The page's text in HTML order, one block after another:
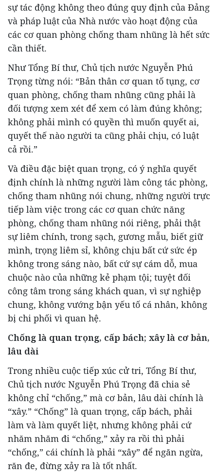
sự tác động không theo đúng quy định của Đảng
và pháp luật của Nhà nước vào hoạt động của
các cơ quan phòng chống tham nhũng là hết sức
cần thiết.
Như Tổng Bí thư, Chủ tịch nước Nguyễn Phú
Trọng từng nói: “Bản thân cơ quan tố tụng, cơ
quan phòng, chống tham nhũng cũng phải là
đối tượng xem xét để xem có làm đúng không;
không phải mình có quyền thì muốn quyết ai,
quyết thế nào người ta cũng phải chịu, có luật
cả rồi.”
Và điều đặc biệt quan trọng, có ý nghĩa quyết
định chính là những người làm công tác phòng,
chống tham nhũng nói chung, những người trực
tiếp làm việc trong các cơ quan chức năng
phòng, chống tham nhũng nói riêng, phải thật
sự liêm chính, trong sạch, gương mẫu, biết giữ
mình, trọng liêm sỉ, không chịu bất cứ sức ép
không trong sáng nào, bất cứ sự cám dỗ, mua
chuộc nào của những kẻ phạm tội; tuyệt đối
công tâm trong sáng khách quan, vì sự nghiệp
chung, không vướng bận yếu tố cá nhân, không
bị chi phối vì quan hệ.
Chống là quan trọng, cấp bách; xây là cơ bản,
lâu dài
Trong nhiều cuộc tiếp xúc cử tri, Tổng Bí thư,
Chủ tịch nước Nguyễn Phú Trọng đã chia sẻ
không chỉ “chống,” mà cơ bản, lâu dài chính là
“xây.” “Chống” là quan trọng, cấp bách, phải
làm và làm quyết liệt, nhưng không phải cứ
nhăm nhăm đi “chống,” xảy ra rồi thì phải
“chống,” cái chính là phải “xây” để ngăn ngừa,
răn đe, đừng xảy ra là tốt nhất.